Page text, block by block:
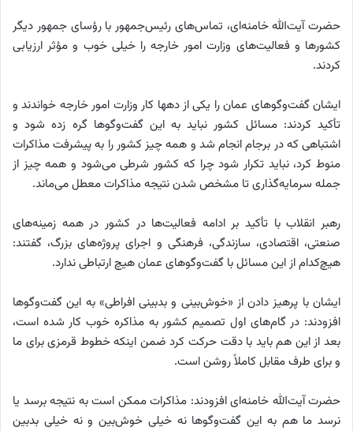
حضرت آیت‌الله خامنه‌ای، تماس‌های رئیس‌جمهور با رؤسای جمهور دیگر
کشورها و فعالیت‌های وزارت امور خارجه را خیلی خوب و مؤثر ارزیابی
کردند.
ایشان گفت‌وگوهای عمان را یکی از دهها کار وزارت امور خارجه خواندند و
تأکید کردند: مسائل کشور نباید به این گفت‌وگوها گره زده شود و
اشتباهی که در برجام انجام شد و همه چیز کشور را به پیشرفت مذاکرات
منوط کرد، نباید تکرار شود چرا که کشور شرطی می‌شود و همه چیز از
جمله سرمایه‌گذاری تا مشخص شدن نتیجه مذاکرات معطل می‌ماند.
رهبر انقلاب با تأکید بر ادامه فعالیت‌ها در کشور در همه زمینه‌های
صنعتی، اقتصادی، سازندگی، فرهنگی و اجرای پروژه‌های بزرگ، گفتند:
هیچ‌کدام از این مسائل با گفت‌وگوهای عمان هیچ ارتباطی ندارد.
ایشان با پرهیز دادن از «خوش‌بینی و بدبینی افراطی» به این گفت‌وگوها
افزودند: در گام‌های اول تصمیم کشور به مذاکره خوب کار شده است،
بعد از این هم باید با دقت حرکت کرد ضمن اینکه خطوط قرمزی برای ما
و برای طرف مقابل کاملاً روشن است.
حضرت آیت‌الله خامنه‌ای افزودند: مذاکرات ممکن است به نتیجه برسد یا
نرسد ما هم به این گفت‌وگوها نه خیلی خوش‌بین و نه خیلی بدبین